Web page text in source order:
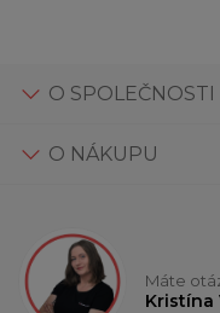
O SPOLEČNOSTI
O NÁKUPU
Máte
Kristína